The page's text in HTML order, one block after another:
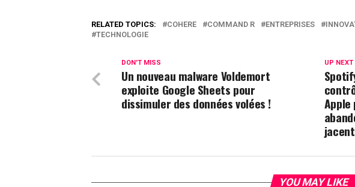
RELATED TOPICS: COHERE COMMAND R ENTREPRISES
TECHNOLOGIE
UP NEXT
DON'T MISS
Un nouveau malware Voldemort
exploite Google Sheets pour
dissimuler des données volées !
YOU MAY LIKE